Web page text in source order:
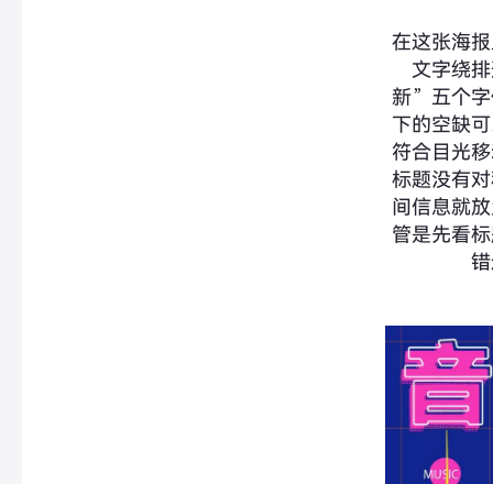
在这张海
文字绕
新”五个字
下的空缺
符合目光
标题没有
间信息就
管是先看